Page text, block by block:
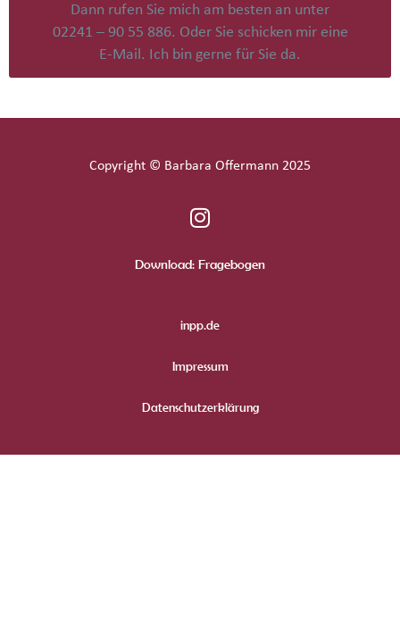
Dann rufen Sie mich am besten an unter
02241 – 90 55 886. Oder Sie schicken mir eine
E-Mail. Ich bin gerne für Sie da.
Copyright © Barbara Offermann 2025
Download: Fragebogen
inpp.de
Impressum
Datenschutzerklärung